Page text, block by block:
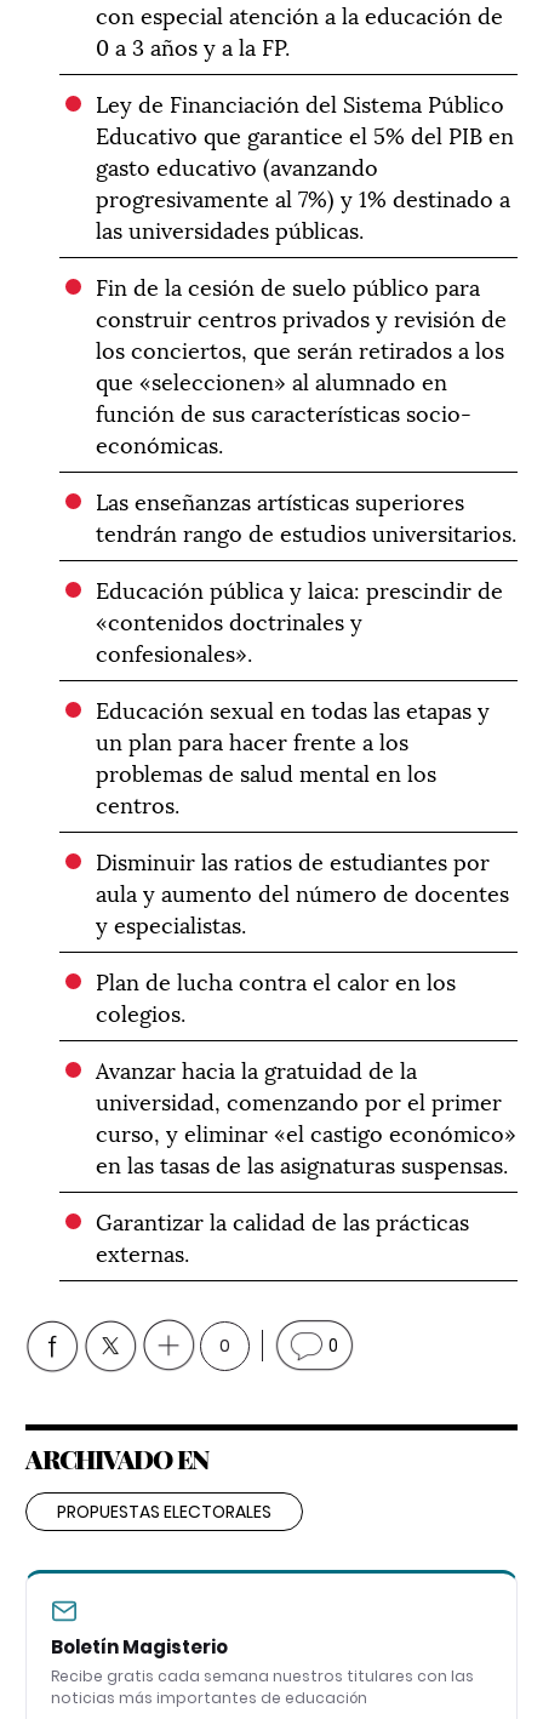
con especial atención a la educación de
0 a 3 años y a la FP.
Ley de Financiación del Sistema Público
Educativo que garantice el 5% del PIB en
gasto educativo (avanzando
progresivamente al 7%) y 1% destinado a
las universidades públicas.
Fin de la cesión de suelo público para
construir centros privados y revisión de
los conciertos, que serán retirados a los
que «seleccionen» al alumnado en
función de sus características socio-
económicas.
Las enseñanzas artísticas superiores
tendrán rango de estudios universitarios.
Educación pública y laica: prescindir de
«contenidos doctrinales y
confesionales».
Educación sexual en todas las etapas y
un plan para hacer frente a los
problemas de salud mental en los
centros.
Disminuir las ratios de estudiantes por
aula y aumento del número de docentes
y especialistas.
Plan de lucha contra el calor en los
colegios.
Avanzar hacia la gratuidad de la
universidad, comenzando por el primer
curso, y eliminar «el castigo económico»
en las tasas de las asignaturas suspensas.
Garantizar la calidad de las prácticas
externas.
0 0
ARCHIVADO EN
PROPUESTAS ELECTORALES
Boletín Magisterio
Recibe gratis cada semana nuestros titulares con las
noticias más importantes de educación